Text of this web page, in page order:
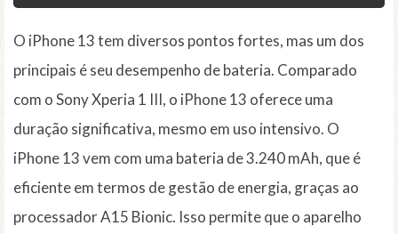
O iPhone 13 tem diversos pontos fortes, mas um dos
principais é seu desempenho de bateria. Comparado
com o Sony Xperia 1 III, o iPhone 13 oferece uma
duração significativa, mesmo em uso intensivo. O
iPhone 13 vem com uma bateria de 3.240 mAh, que é
eficiente em termos de gestão de energia, graças ao
processador A15 Bionic. Isso permite que o aparelho